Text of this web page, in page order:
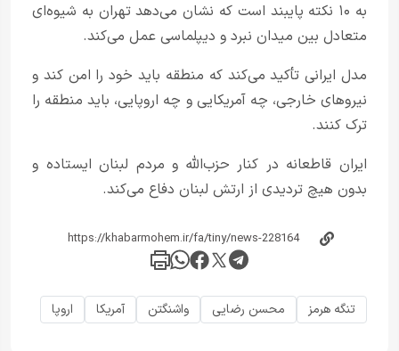
به ۱۰ نکته پایبند است که نشان می‌دهد تهران به شیوه‌ای
متعادل بین میدان نبرد و دیپلماسی عمل می‌کند.
مدل ایرانی تأکید می‌کند که منطقه باید خود را امن کند و
نیروهای خارجی، چه آمریکایی و چه اروپایی، باید منطقه را
ترک کنند.
ایران قاطعانه در کنار حزب‌الله و مردم لبنان ایستاده و
بدون هیچ تردیدی از ارتش لبنان دفاع می‌کند.
تنگه هرمز محسن رضایی واشنگتن آمریکا اروپا